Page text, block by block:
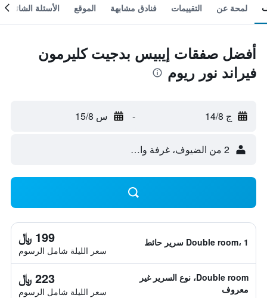
لمحة عن التقييمات فنادق مشابهة الموقع الأسئلة الشائعة
أفضل صفقات إيبيس بدجيت كليرمون
فيراند نور ريوم
ج 14/8 - س 15/8
2 من الضيوف، غرفة واحدة
Double room، 1 سرير حائط 199 ﷼
سعر الليلة شامل الرسوم
Double room، نوع السرير غير
معروف
223 ﷼
سعر الليلة شامل الرسوم